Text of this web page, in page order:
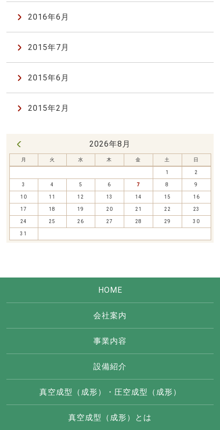
2016年6月
2015年7月
2015年6月
2015年2月
2026年8月
月 火 水 木 金 土 日
1 2
3 4 5 6 7 8 9
10 11 12 13 14 15 16
17 18 19 20 21 22 23
24 25 26 27 28 29 30
31
HOME
会社案内
事業内容
設備紹介
真空成型（成形）・圧空成型（成形）
真空成型（成形）とは